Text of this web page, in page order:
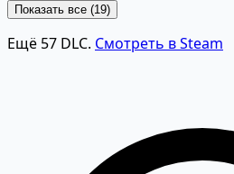
Показать все (19)
Ещё 57 DLC. Смотреть в Steam